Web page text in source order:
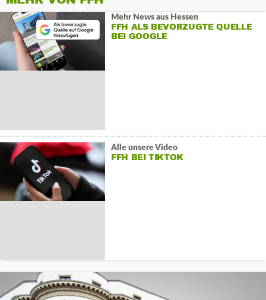
Mehr News aus Hessen
FFH ALS BEVORZUGTE QUELLE
BEI GOOGLE
Alle unsere Video
FFH BEI TIKTOK